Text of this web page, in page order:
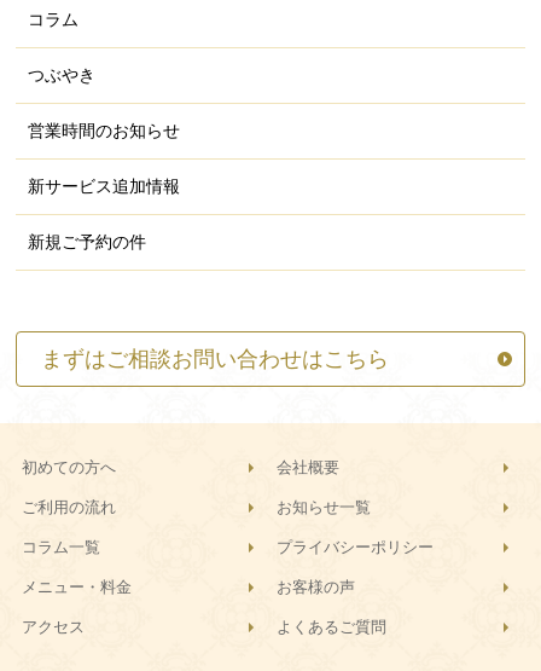
コラム
つぶやき
営業時間のお知らせ
新サービス追加情報
新規ご予約の件
まずはご相談お問い合わせはこちら
初めての方へ 会社概要
ご利用の流れ お知らせ一覧
コラム一覧 プライバシーポリシー
メニュー・料金 お客様の声
アクセス よくあるご質問